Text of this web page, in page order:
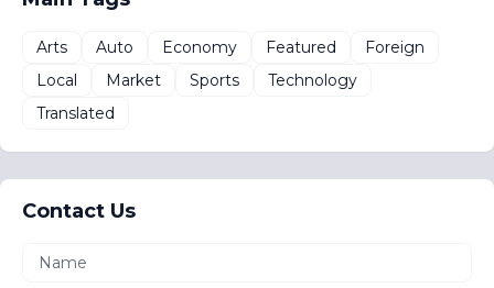
Arts Auto Economy Featured
Foreign
Local
Market Sports
Technology
Translated
Contact Us